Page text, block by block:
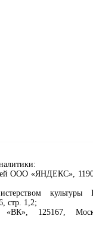
ООО «ЯНДЕКС»,
культуры
стр. 1,2;
«ВК», 125167,